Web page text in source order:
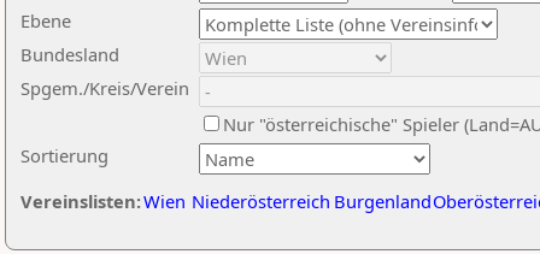
Ebene
Sortierung
Bundesland
Spgem./Kreis/Verein
Nur "österreichische" Spieler
Vereinslisten:Wien Niederösterreich Burgenland